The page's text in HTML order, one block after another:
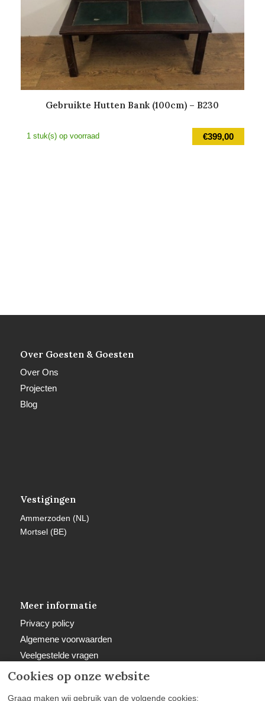
Cookies op onze website
Graag maken wij gebruik van de volgende cookies:
Gebruikte Hutten Bank (100cm) – B230
€399,00
1 stuk(s) op voorraad
Over Goesten & Goesten
Over Ons
Projecten
Blog
Vestigingen
Ammerzoden (NL)
Mortsel (BE)
Meer informatie
Privacy policy
Algemene voorwaarden
Veelgestelde vragen
Retourbeleid